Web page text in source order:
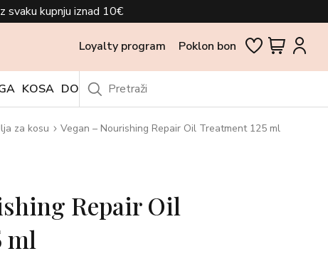
svaku kupnju iznad 10€
Loyalty program Poklon bon
KOSA DODACI OUTLET
za kosu Vegan – Nourishing Repair Oil Treatment 125 ml
Repair Oil
ml